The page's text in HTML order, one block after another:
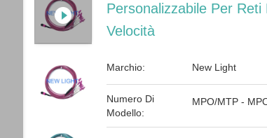
Personalizzabile Per Reti
Velocità
Marchio: New Light
Numero Di
Modello:
MPO/MTP -